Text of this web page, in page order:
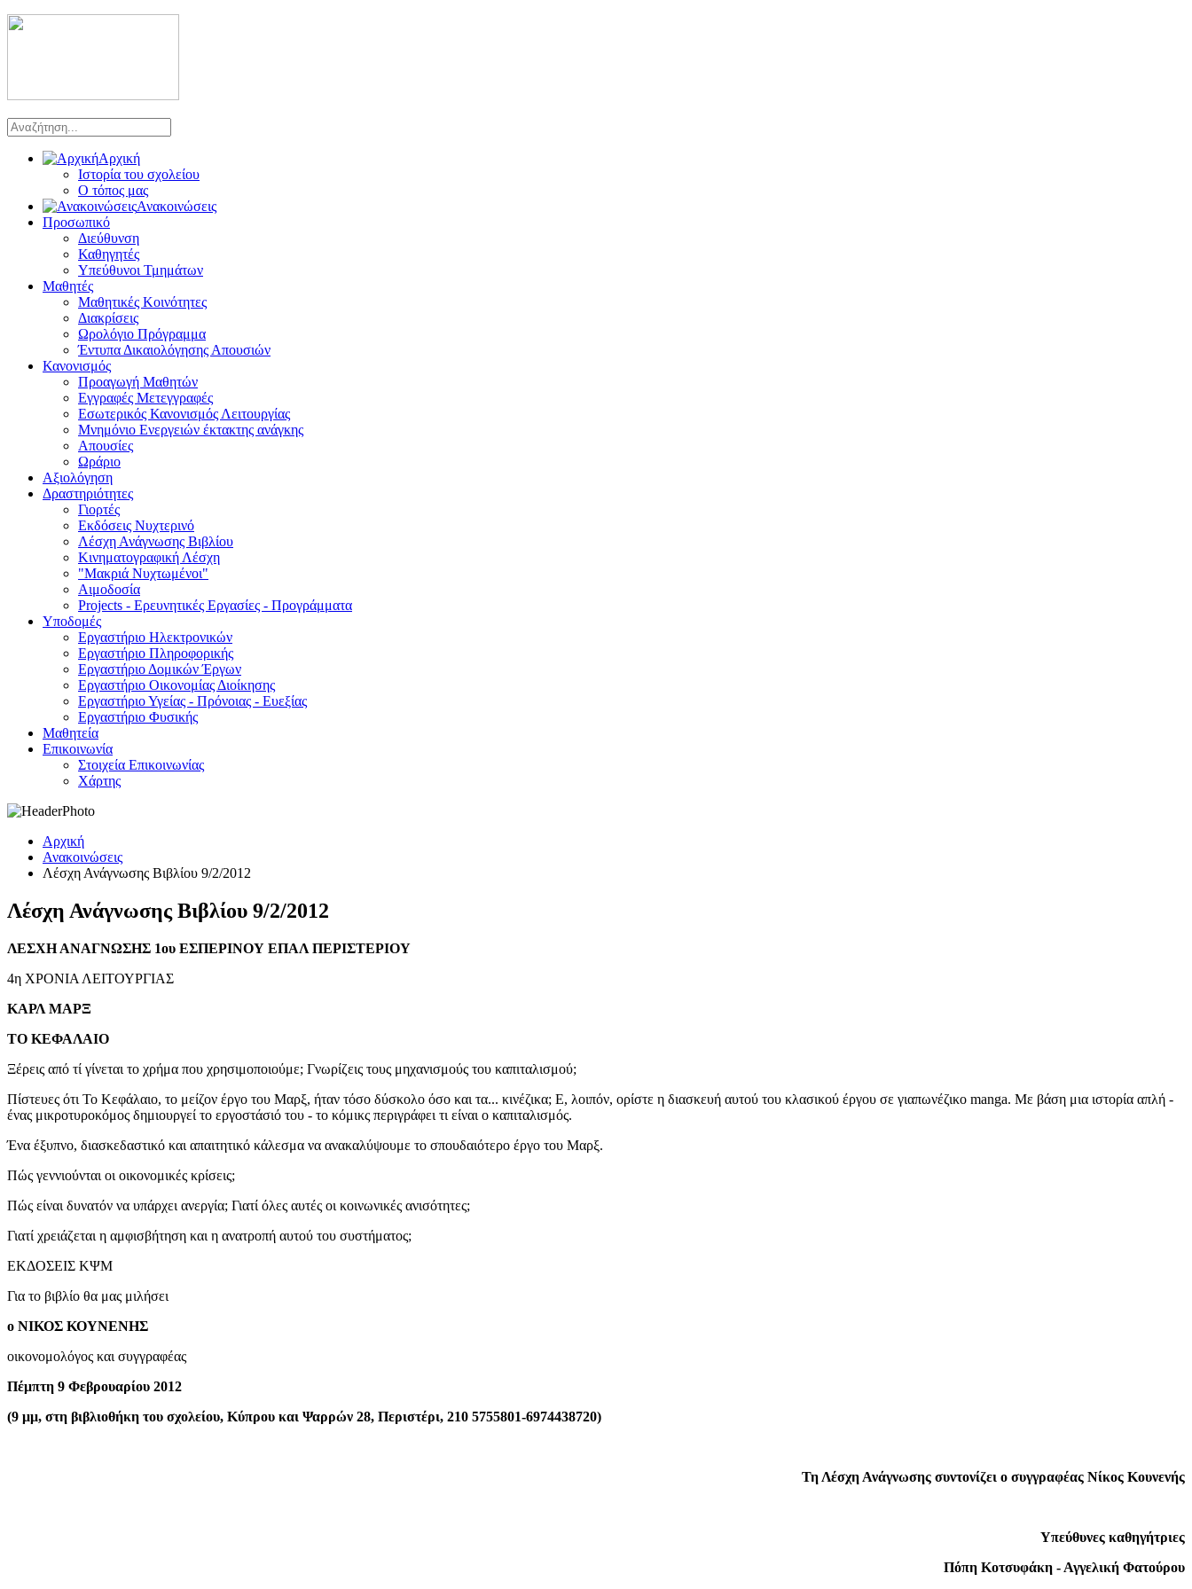
Αρχική
Ιστορία του σχολείου
Ο τόπος μας
Ανακοινώσεις
Προσωπικό
Διεύθυνση
Καθηγητές
Υπεύθυνοι Τμημάτων
Μαθητές
Μαθητικές Κοινότητες
Διακρίσεις
Ωρολόγιο Πρόγραμμα
Έντυπα Δικαιολόγησης Απουσιών
Κανονισμός
Προαγωγή Μαθητών
Εγγραφές Μετεγγραφές
Εσωτερικός Κανονισμός Λειτουργίας
Μνημόνιο Ενεργειών έκτακτης ανάγκης
Απουσίες
Ωράριο
Αξιολόγηση
Δραστηριότητες
Γιορτές
Εκδόσεις Νυχτερινό
Λέσχη Ανάγνωσης Βιβλίου
Κινηματογραφική Λέσχη
"Μακριά Νυχτωμένοι"
Αιμοδοσία
Projects - Eρευνητικές Eργασίες - Προγράμματα
Υποδομές
Εργαστήριο Ηλεκτρονικών
Εργαστήριο Πληροφορικής
Εργαστήριο Δομικών Έργων
Εργαστήριο Οικονομίας Διοίκησης
Εργαστήριο Υγείας - Πρόνοιας - Ευεξίας
Εργαστήριο Φυσικής
Μαθητεία
Επικοινωνία
Στοιχεία Επικοινωνίας
Χάρτης
Αρχική
Ανακοινώσεις
Λέσχη Ανάγνωσης Βιβλίου 9/2/2012
Λέσχη Ανάγνωσης Βιβλίου 9/2/2012
ΛΕΣΧΗ ΑΝΑΓΝΩΣΗΣ 1ου ΕΣΠΕΡΙΝΟΥ ΕΠΑΛ ΠΕΡΙΣΤΕΡΙΟΥ
4η ΧΡΟΝΙΑ ΛΕΙΤΟΥΡΓΙΑΣ
ΚΑΡΛ ΜΑΡΞ
ΤΟ ΚΕΦΑΛΑΙΟ
Ξέρεις από τί γίνεται το χρήμα που χρησιμοποιούμε; Γνωρίζεις τους μηχανισμούς του καπιταλισμού;
Πίστευες ότι Το Κεφάλαιο, το μείζον έργο του Μαρξ, ήταν τόσο δύσκολο όσο και τα... κινέζικα; Ε, λοιπόν, ορίστε η διασκευή αυτού του κλασικού έργου σε γιαπωνέζικο manga. Με βάση μια ιστορία απλή -
ένας μικροτυροκόμος δημιουργεί το εργοστάσιό του - το κόμικς περιγράφει τι είναι ο καπιταλισμός.
Ένα έξυπνο, διασκεδαστικό και απαιτητικό κάλεσμα να ανακαλύψουμε το σπουδαιότερο έργο του Μαρξ.
Πώς γεννιούνται οι οικονομικές κρίσεις;
Πώς είναι δυνατόν να υπάρχει ανεργία; Γιατί όλες αυτές οι κοινωνικές ανισότητες;
Γιατί χρειάζεται η αμφισβήτηση και η ανατροπή αυτού του συστήματος;
ΕΚΔΟΣΕΙΣ ΚΨΜ
Για το βιβλίο θα μας μιλήσει
ο ΝΙΚΟΣ ΚΟΥΝΕΝΗΣ
οικονομολόγος και συγγραφέας
Πέμπτη 9 Φεβρουαρίου 2012
(9 μμ, στη βιβλιοθήκη του σχολείου, Κύπρου και Ψαρρών 28, Περιστέρι, 210 5755801-6974438720)
Τη Λέσχη Ανάγνωσης συντονίζει ο συγγραφέας Νίκος Κουνενής
Υπεύθυνες καθηγήτριες
Πόπη Κοτσυφάκη - Αγγελική Φατούρου